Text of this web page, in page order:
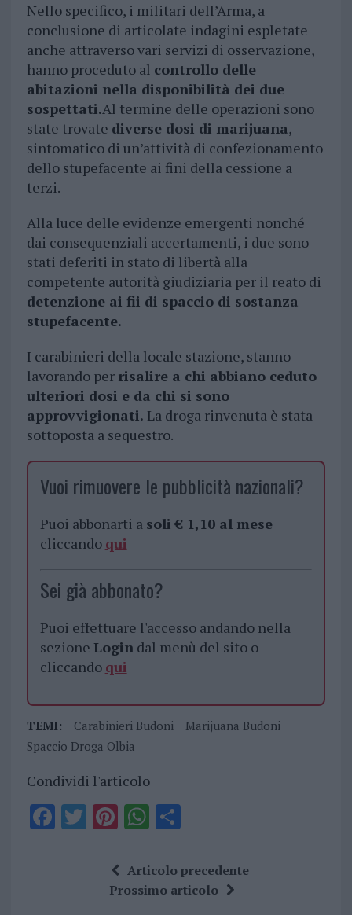
Nello specifico, i militari dell’Arma, a
conclusione di articolate indagini espletate
anche attraverso vari servizi di osservazione,
hanno proceduto al controllo delle
abitazioni nella disponibilità dei due
sospettati.Al termine delle operazioni sono
state trovate diverse dosi di marijuana,
sintomatico di un’attività di confezionamento
dello stupefacente ai fini della cessione a
terzi.
Alla luce delle evidenze emergenti nonché
dai consequenziali accertamenti, i due sono
stati deferiti in stato di libertà alla
competente autorità giudiziaria per il reato di
detenzione ai fii di spaccio di sostanza
stupefacente.
I carabinieri della locale stazione, stanno
lavorando per risalire a chi abbiano ceduto
ulteriori dosi e da chi si sono
approvvigionati. La droga rinvenuta è stata
sottoposta a sequestro.
Vuoi rimuovere le pubblicità nazionali?
Puoi abbonarti a soli € 1,10 al mese
cliccando qui
Sei già abbonato?
Puoi effettuare l'accesso andando nella
sezione Logindal menù del sito o
cliccando qui
TEMI: Carabinieri Budoni
Marijuana Budoni
Spaccio Droga Olbia
Condividi l'articolo
F T Pi
te
re
W
at
s
S
a
re
Articolo precedente
Prossimo articolo